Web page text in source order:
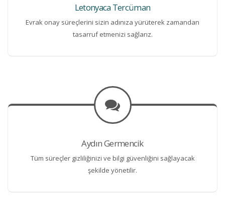
Letonyaca Tercüman
Evrak onay süreçlerini sizin adınıza yürüterek zamandan
tasarruf etmenizi sağlarız.
Aydın Germencik
Tüm süreçler gizliliğinizi ve bilgi güvenliğini sağlayacak
şekilde yönetilir.